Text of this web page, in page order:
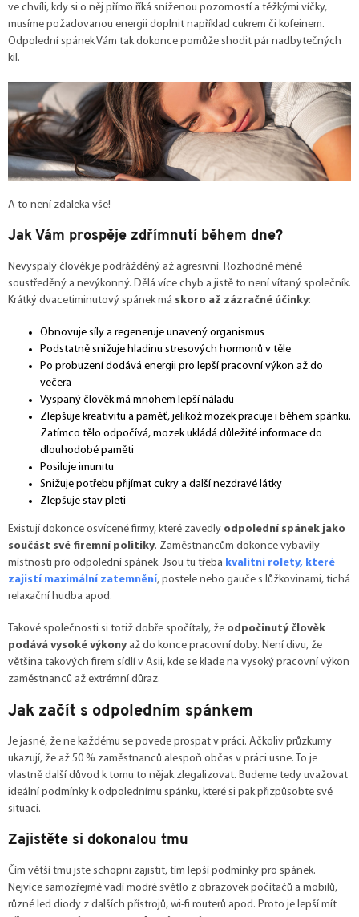
ve chvíli, kdy si o něj přímo říká sníženou pozorností a těžkými víčky,
musíme požadovanou energii doplnit například cukrem či kofeinem.
Odpolední spánek Vám tak dokonce pomůže shodit pár nadbytečných
kil.
A to není zdaleka vše!
Jak Vám prospěje zdřímnutí během dne?
Nevyspalý člověk je podrážděný až agresivní. Rozhodně méně
soustředěný a nevýkonný. Dělá více chyb a jistě to není vítaný společník.
Krátký dvacetiminutový spánek má skoro až zázračné účinky:
Obnovuje síly a regeneruje unavený organismus
Podstatně snižuje hladinu stresových hormonů v těle
Po probuzení dodává energii pro lepší pracovní výkon až do
večera
Vyspaný člověk má mnohem lepší náladu
Zlepšuje kreativitu a paměť, jelikož mozek pracuje i během spánku.
Zatímco tělo odpočívá, mozek ukládá důležité informace do
dlouhodobé paměti
Posiluje imunitu
Snižuje potřebu přijímat cukry a další nezdravé látky
Zlepšuje stav pleti
Existují dokonce osvícené firmy, které zavedly odpolední spánek jako
součást své firemní politiky. Zaměstnancům dokonce vybavily
místnosti pro odpolední spánek. Jsou tu třeba kvalitní rolety, které
zajistí maximální zatemnění, postele nebo gauče s lůžkovinami, tichá
relaxační hudba apod.
Takové společnosti si totiž dobře spočítaly, že odpočinutý člověk
podává vysoké výkony až do konce pracovní doby. Není divu, že
většina takových firem sídlí v Asii, kde se klade na vysoký pracovní výkon
zaměstnanců až extrémní důraz.
Jak začít s odpoledním spánkem
Je jasné, že ne každému se povede prospat v práci. Ačkoliv průzkumy
ukazují, že až 50 % zaměstnanců alespoň občas v práci usne. To je
vlastně další důvod k tomu to nějak zlegalizovat. Budeme tedy uvažovat
ideální podmínky k odpolednímu spánku, které si pak přizpůsobte své
situaci.
Zajistěte si dokonalou tmu
Čím větší tmu jste schopni zajistit, tím lepší podmínky pro spánek.
Nejvíce samozřejmě vadí modré světlo z obrazovek počítačů a mobilů,
různé led diody z dalších přístrojů, wi-fi routerů apod. Proto je lepší mít